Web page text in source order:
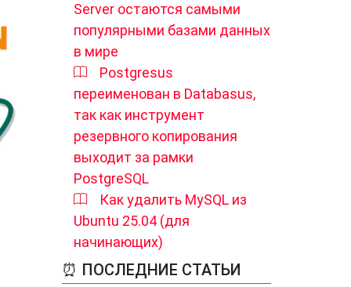
Server остаются самыми
популярными базами данных
в мире
Postgresus
переименован в Databasus,
так как инструмент
резервного копирования
выходит за рамки
PostgreSQL
Как удалить MySQL из
Ubuntu 25.04 (для
начинающих)
⏰ ПОСЛЕДНИЕ СТАТЬИ